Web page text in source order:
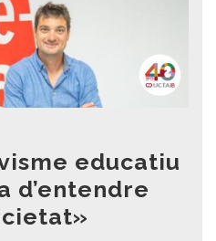
educatiu
d’entendre